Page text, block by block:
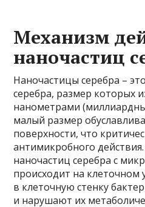
Механизм
наночастиц
Наночастицы серебра –
серебра, размер которых
нанометрами
малый размер
поверхности, что
антимикробного
наночастиц серебра с
происходит на
в клеточную стенку
и нарушают их